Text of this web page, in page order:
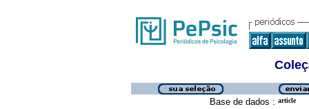
Base de dados : article